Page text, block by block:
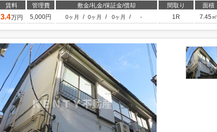
賃料 管理費 敷金/礼金/保証金/償却 間取り 面積
3.4万円 5,000円 0ヶ月 / 0ヶ月 / 0ヶ月 / - 1R 7.45㎡